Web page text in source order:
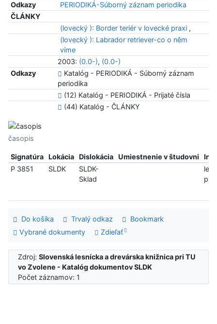
Odkazy
PERIODIKÁ-Súborný záznam periodika
ČLÁNKY
(lovecký ): Border teriér v lovecké praxi ,
(lovecký ): Labrador retriever-co o něm
víme
2003: (0.0-), (0.0-)
Odkazy
Katalóg - PERIODIKÁ - Súborný záznam
periodika
(12) Katalóg - PERIODIKÁ - Prijaté čísla
(44) Katalóg - ČLÁNKY
časopis
Signatúra Lokácia Dislokácia Umiestnenie v študovni
Info
P 3851
SLDK
SLDK-
Sklad
len
Do košíka Trvalý odkaz
Bookmark
Vybrané dokumenty
Zdieľať
Zdroj:Slovenská lesnícka a drevárska knižnica pri TU
vo Zvolene - Katalóg dokumentov SLDK
Počet záznamov: 1